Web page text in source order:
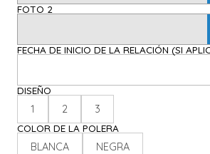
FOTO 2
FECHA DE INICIO DE LA RELACIÓN (SI
DISEÑO
1 2 3
COLOR DE LA POLERA
BLANCA NEGRA